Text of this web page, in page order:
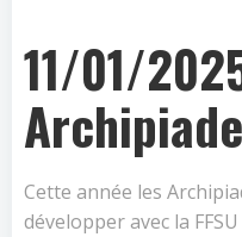
11/01/
Cette année les
développer avec la